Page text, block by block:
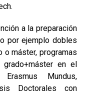
a la preparación
por ejemplo dobles
o máster, programas
en el
Mundus,
Doctorales con